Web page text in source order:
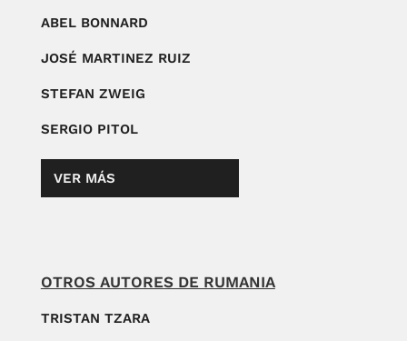
ABEL BONNARD
JOSÉ MARTINEZ RUIZ
STEFAN ZWEIG
SERGIO PITOL
VER MÁS
OTROS AUTORES DE RUMANIA
TRISTAN TZARA